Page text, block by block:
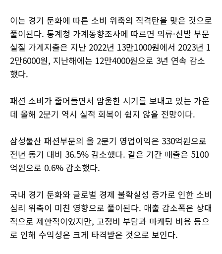
이는 경기 둔화에 따른 소비 위축의 직격탄을 맞은 것으로
풀이된다. 통계청 가계동향조사에 따르면 의류·신발 부문
실질 가계지출은 지난 2022년 13만1000원에서 2023년 1
2만6000원, 지난해에는 12만4000원으로 3년 연속 감소
했다.
패션 소비가 줄어들면서 암울한 시기를 보내고 있는 가운
데 올해 2분기 역시 실적 회복이 쉽지 않을 전망이다.
삼성물산 패션부문의 올 2분기 영업이익은 330억원으로
전년 동기 대비 36.5% 감소했다. 같은 기간 매출은 5100
억원으로 0.6% 감소했다.
국내 경기 둔화와 글로벌 경제 불확실성 증가로 인한 소비
심리 위축이 미친 영향으로 풀이된다. 매출 감소폭은 상대
적으로 제한적이었지만, 고정비 부담과 마케팅 비용 등으
로 인해 수익성은 크게 타격받은 것으로 보인다.